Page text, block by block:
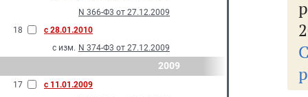
N 366-Ф3 от 27.12.2009
18
с 28.01.2010
с изм. N 374-Ф3 от 27.12.2009
2009
17
с 11.01.2009